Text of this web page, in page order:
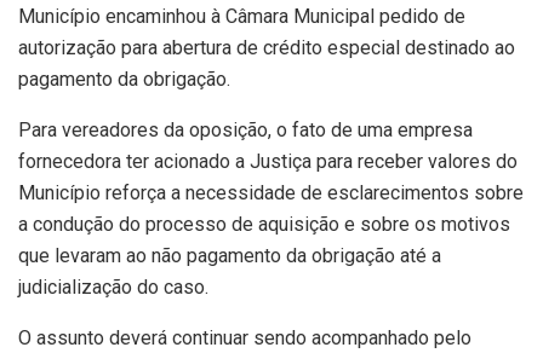
Município encaminhou à Câmara Municipal pedido de
autorização para abertura de crédito especial destinado ao
pagamento da obrigação.
Para vereadores da oposição, o fato de uma empresa
fornecedora ter acionado a Justiça para receber valores do
Município reforça a necessidade de esclarecimentos sobre
a condução do processo de aquisição e sobre os motivos
que levaram ao não pagamento da obrigação até a
judicialização do caso.
O assunto deverá continuar sendo acompanhado pelo